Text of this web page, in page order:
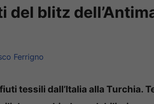
del blitz
Ferrigno
tessili dall’Italia alla Turchia.